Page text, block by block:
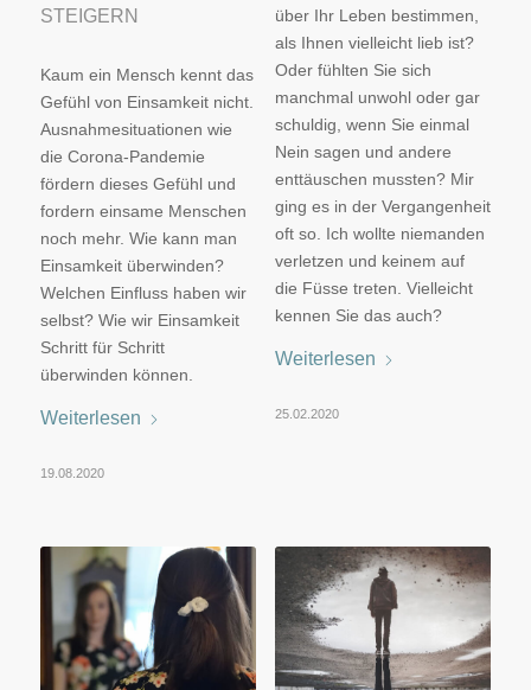
STEIGERN
Kaum ein Mensch kennt das
Gefühl von Einsamkeit nicht.
Ausnahmesituationen wie
die Corona-Pandemie
fördern dieses Gefühl und
fordern einsame Menschen
noch mehr. Wie kann man
Einsamkeit überwinden?
Welchen Einfluss haben wir
selbst? Wie wir Einsamkeit
Schritt für Schritt
überwinden können.
Weiterlesen
19.08.2020
über Ihr Leben bestimmen,
als Ihnen vielleicht lieb ist?
Oder fühlten Sie sich
manchmal unwohl oder gar
schuldig, wenn Sie einmal
Nein sagen und andere
enttäuschen mussten? Mir
ging es in der Vergangenheit
oft so. Ich wollte niemanden
verletzen und keinem auf
die Füsse treten. Vielleicht
kennen Sie das auch?
Weiterlesen
25.02.2020